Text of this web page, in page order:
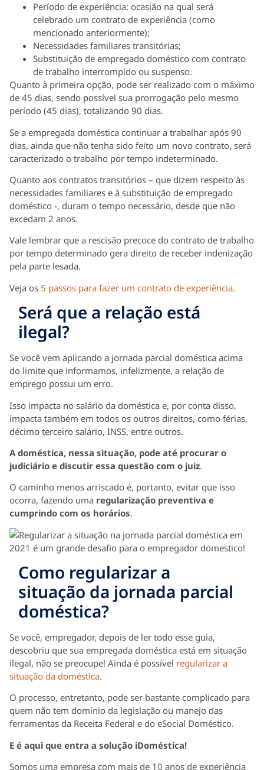
Período de experiência: ocasião na qual será
celebrado um contrato de experiência (como
mencionado anteriormente);
Necessidades familiares transitórias;
Substituição de empregado doméstico com contrato
de trabalho interrompido ou suspenso.
Quanto à primeira opção, pode ser realizado com o máximo
de 45 dias, sendo possível sua prorrogação pelo mesmo
período (45 dias), totalizando 90 dias.
Se a empregada doméstica continuar a trabalhar após 90
dias, ainda que não tenha sido feito um novo contrato, será
caracterizado o trabalho por tempo indeterminado.
Quanto aos contratos transitórios – que dizem respeito às
necessidades familiares e à substituição de empregado
doméstico -, duram o tempo necessário, desde que não
excedam 2 anos.
Vale lembrar que a rescisão precoce do contrato de trabalho
por tempo determinado gera direito de receber indenização
pela parte lesada.
Veja os 5 passos para fazer um contrato de experiência.
Será que a relação está
ilegal?
Se você vem aplicando a jornada parcial doméstica acima
do limite que informamos, infelizmente, a relação de
emprego possui um erro.
Isso impacta no salário da doméstica e, por conta disso,
impacta também em todos os outros direitos, como férias,
décimo terceiro salário, INSS, entre outros.
A doméstica, nessa situação, pode até procurar o
judiciário e discutir essa questão com o juiz.
O caminho menos arriscado é, portanto, evitar que isso
ocorra, fazendo uma regularização preventiva e
cumprindo com os horários.
Como regularizar a
situação da jornada parcial
doméstica?
Se você, empregador, depois de ler todo esse guia,
descobriu que sua empregada doméstica está em situação
ilegal, não se preocupe! Ainda é possível regularizar a
situação da doméstica.
O processo, entretanto, pode ser bastante complicado para
quem não tem domínio da legislação ou manejo das
ferramentas da Receita Federal e do eSocial Doméstico.
E é aqui que entra a solução iDoméstica!
Somos uma empresa com mais de 10 anos de experiência